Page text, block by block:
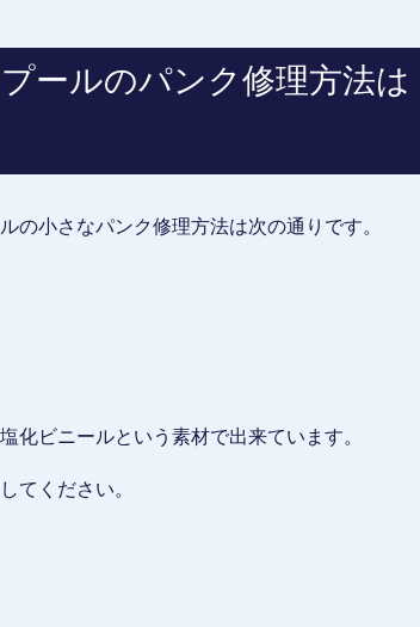
ールのパンク修理方法は
の小さなパンク修理方法は次の通りです。
化ビニールという素材で出来ています。
てください。